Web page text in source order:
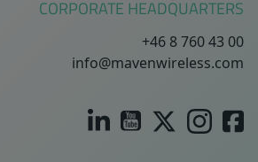
CORPORATE HEADQUARTERS
+46 8 760 43 00
info@mavenwireless.com